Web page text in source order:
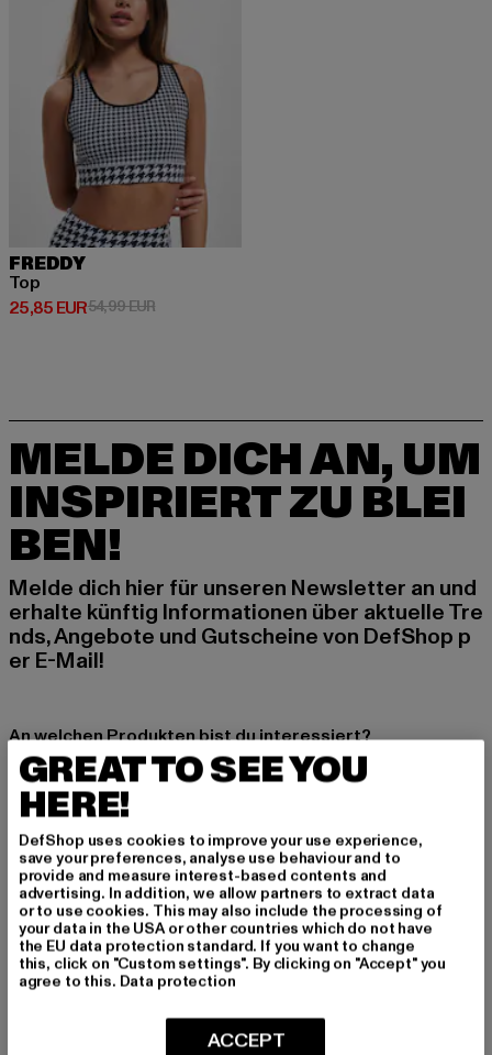
FREDDY
Top
25,85 EUR
Derzeitiger Preis: 25,85 EUR
54,99 EURAktionspreis: 54,99 EUR
MELDE DICH AN, UM
INSPIRIERT ZU BLEI
BEN!
Melde dich hier für unseren Newsletter an und
erhalte künftig Informationen über aktuelle Tre
nds, Angebote und Gutscheine von DefShop p
er E-Mail!
An welchen Produkten bist du interessiert?
MÄNNER
FRAUEN
E-MAIL
ANMELDEN
Informationen dazu, wie DefShop mit Deinen Daten umgeht, findest Du
in unserer Datenschutzerklärung. Du kannst Dich jederzeit kostenfei
abmelden.Datenschutzerklärung lesen.
GREAT TO SEE YOU
HERE!
DefShop uses cookies to improve your use experience,
save your preferences, analyse use behaviour and to
provide and measure interest-based contents and
advertising. In addition, we allow partners to extract data
or to use cookies. This may also include the processing of
your data in the USA or other countries which do not have
the EU data protection standard. If you want to change
this, click on "Custom settings". By clicking on "Accept" you
agree to this. Data protection
ACCEPT